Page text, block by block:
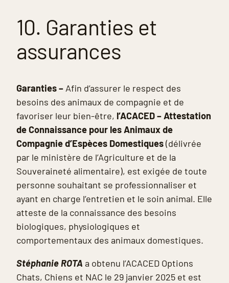
10. Garanties et
assurances
Garanties – Afin d’assurer le respect des
besoins des animaux de compagnie et de
favoriser leur bien-être, l’ACACED – Attestation
de Connaissance pour les Animaux de
Compagnie d’Espèces Domestiques(délivrée
par le ministère de l’Agriculture et de la
Souveraineté alimentaire), est exigée de toute
personne souhaitant se professionnaliser et
ayant en charge l’entretien et le soin animal. Elle
atteste de la connaissance des besoins
biologiques, physiologiques et
comportementaux des animaux domestiques.
Stéphanie ROTA a obtenu l’ACACED Options
Chats, Chiens et NAC le 29 janvier 2025 et est